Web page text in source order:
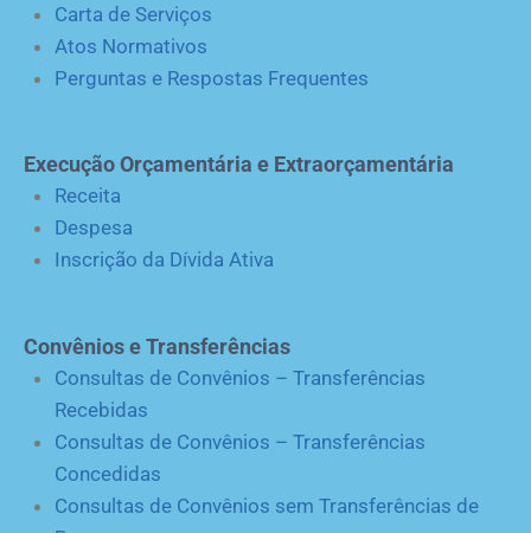
Carta de Serviços
Atos Normativos
Perguntas e Respostas Frequentes
Execução Orçamentária e Extraorçamentária
Receita
Despesa
Inscrição da Dívida Ativa
Convênios e Transferências
Consultas de Convênios – Transferências
Recebidas
Consultas de Convênios – Transferências
Concedidas
Consultas de Convênios sem Transferências de